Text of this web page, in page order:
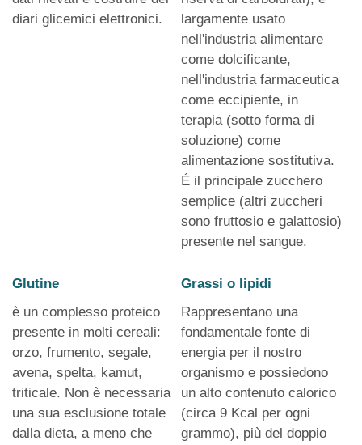
diari glicemici elettronici.
largamente usato
nell'industria alimentare
come dolcificante,
nell'industria farmaceutica
come eccipiente, in
terapia (sotto forma di
soluzione) come
alimentazione sostitutiva.
É il principale zucchero
semplice (altri zuccheri
sono fruttosio e galattosio)
presente nel sangue.
Glutine
è un complesso proteico
presente in molti cereali:
orzo, frumento, segale,
avena, spelta, kamut,
triticale. Non è necessaria
una sua esclusione totale
dalla dieta, a meno che
Grassi o lipidi
Rappresentano una
fondamentale fonte di
energia per il nostro
organismo e possiedono
un alto contenuto calorico
(circa 9 Kcal per ogni
grammo), più del doppio